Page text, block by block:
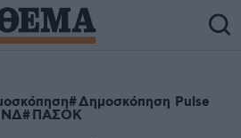
Δημοσκόπηση Pulse
ΝΔ ΠΑΣΟΚ